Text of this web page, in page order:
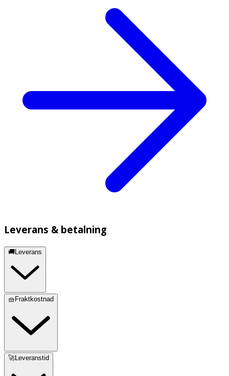
Leverans & betalning
🚚Leverans
🧺Fraktkostnad
🚀Leveranstid